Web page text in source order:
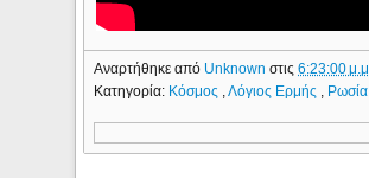
Αναρτήθηκε από Unknownστις6:23:00 μ.μ.
Κατηγορία: Κόσμος ,Λόγιος Ερμής Ρωσία